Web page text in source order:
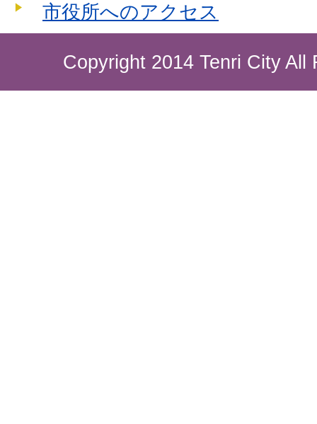
市役所へのアクセス
Copyright 2014 Tenri City All